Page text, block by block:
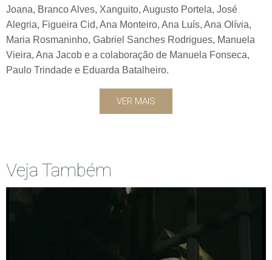
Joana, Branco Alves, Xanguito, Augusto Portela, José
Alegria, Figueira Cid, Ana Monteiro, Ana Luís, Ana Olívia,
Maria Rosmaninho, Gabriel Sanches Rodrigues, Manuela
Vieira, Ana Jacob e a colaboração de Manuela Fonseca,
Paulo Trindade e Eduarda Batalheiro.
VER MAIS
Veja Também